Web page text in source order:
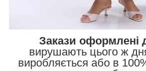
Закази оформлені
вирушають цього ж
виробляється або в